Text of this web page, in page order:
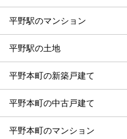
平野駅のマンション
平野駅の土地
平野本町の新築戸建て
平野本町の中古戸建て
平野本町のマンション